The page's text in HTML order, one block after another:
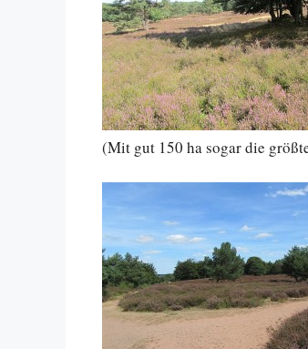
(Mit gut 150 ha sogar die